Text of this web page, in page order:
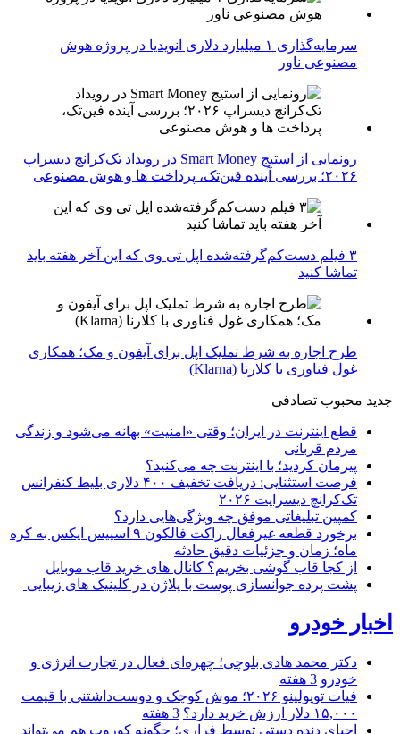
سرمایه‌گذاری ۱ میلیارد دلاری انویدیا در پروژه هوش
مصنوعی ناور
رونمایی از استیج Smart Money در رویداد تک‌کرانچ دیسراپ
۲۰۲۶؛ بررسی آینده فین‌تک، پرداخت‌ ها و هوش مصنوعی
۳ فیلم دست‌کم‌گرفته‌شده اپل تی وی که این آخر هفته باید
تماشا کنید
طرح اجاره به شرط تملیک اپل برای آیفون و مک؛ همکاری
غول فناوری با کلارنا (Klarna)
جدید محبوب تصادفی
قطع اینترنت در ایران؛ وقتی «امنیت» بهانه می‌شود و زندگی
مردم قربانی
پیرمان کردید؛ با اینترنت چه می‌کنید؟
فرصت استثنایی: دریافت تخفیف ۴۰۰ دلاری بلیط کنفرانس
تک‌کرانچ دیسراپت ۲۰۲۶
کمپین تبلیغاتی موفق چه ویژگی‌هایی دارد؟
برخورد قطعه غیرفعال راکت فالکون ۹ اسپیس ایکس به کره
ماه؛ زمان و جزئیات دقیق حادثه
از کجا قاب گوشی بخریم؟ کانال های خرید قاب موبایل
پشت پرده جوانسازی پوست با پلاژن در کلینیک های زیبایی
اخبار خودرو
دکتر محمد هادی بلوچی؛ چهره‌ای فعال در تجارت انرژی و
خودرو 3 هفته
فیات توپولینو ۲۰۲۶؛ موش کوچک و دوست‌داشتنی با قیمت
۱۵,۰۰۰ دلار ارزش خرید دارد؟
3 هفته
احیای دنده دستی توسط فراری؛ چگونه کوروت هم می‌تواند